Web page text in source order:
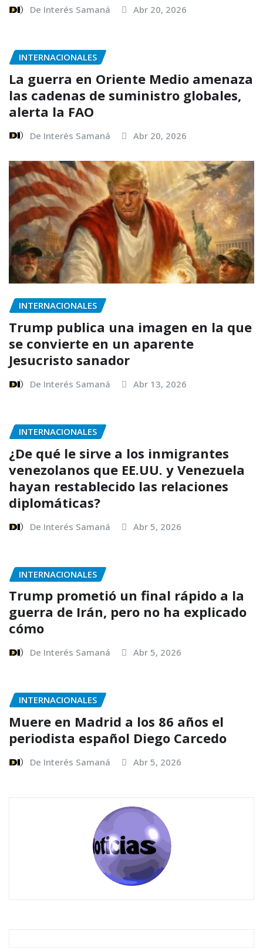
De Interés Samaná Abr 20, 2026
INTERNACIONALES
La guerra en Oriente Medio amenaza
las cadenas de suministro globales,
alerta la FAO
De Interés Samaná Abr 20, 2026
INTERNACIONALES
Trump publica una imagen en la que
se convierte en un aparente
Jesucristo sanador
De Interés Samaná Abr 13, 2026
INTERNACIONALES
¿De qué le sirve a los inmigrantes
venezolanos que EE.UU. y Venezuela
hayan restablecido las relaciones
diplomáticas?
De Interés Samaná Abr 5, 2026
INTERNACIONALES
Trump prometió un final rápido a la
guerra de Irán, pero no ha explicado
cómo
De Interés Samaná Abr 5, 2026
INTERNACIONALES
Muere en Madrid a los 86 años el
periodista español Diego Carcedo
De Interés Samaná Abr 5, 2026